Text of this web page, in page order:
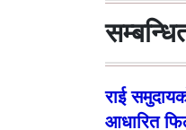
राई
आधारित